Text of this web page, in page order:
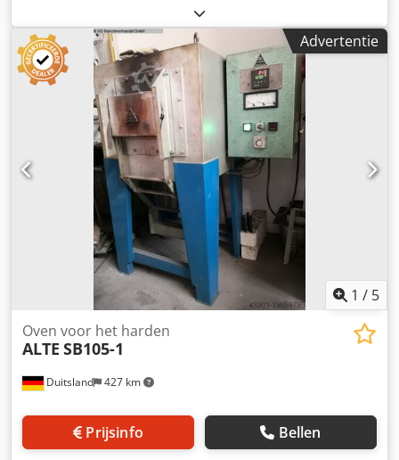
table Dkedpfx Abszmmkysnor
Advertentie
1 / 5
Duitsland 427 km
Oven voor het harden
ALTE SB105-1
Prijsinfo Bellen